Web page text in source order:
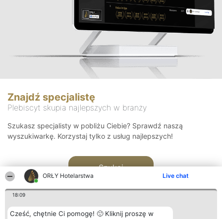
ORŁY Hotelarstwa Live chat
18:09
Cześć, chętnie Ci pomogę! 🙂 Kliknij proszę w
Znajdź specjalistę
Plebiscyt skupia najlepszych w branży
Szukasz specjalisty w pobliżu Ciebie? Sprawdź naszą
wyszukiwarkę. Korzystaj tylko z usług najlepszych!
Szukaj